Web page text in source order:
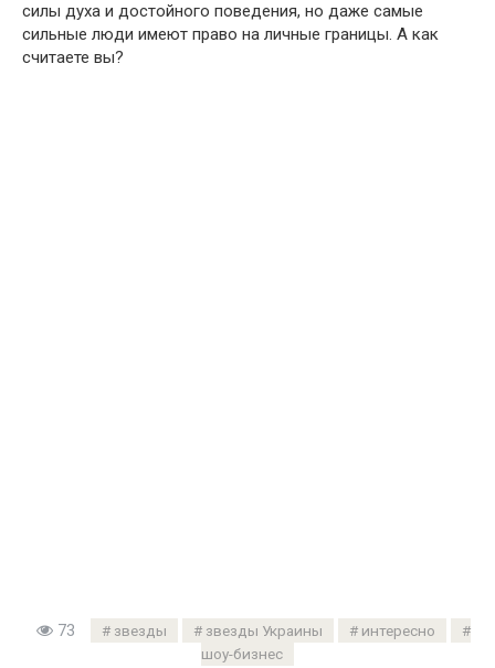
силы духа и достойного поведения, но даже самые
сильные люди имеют право на личные границы. А как
считаете вы?
73 звезды звезды Украины
интересно
шоу-бизнес